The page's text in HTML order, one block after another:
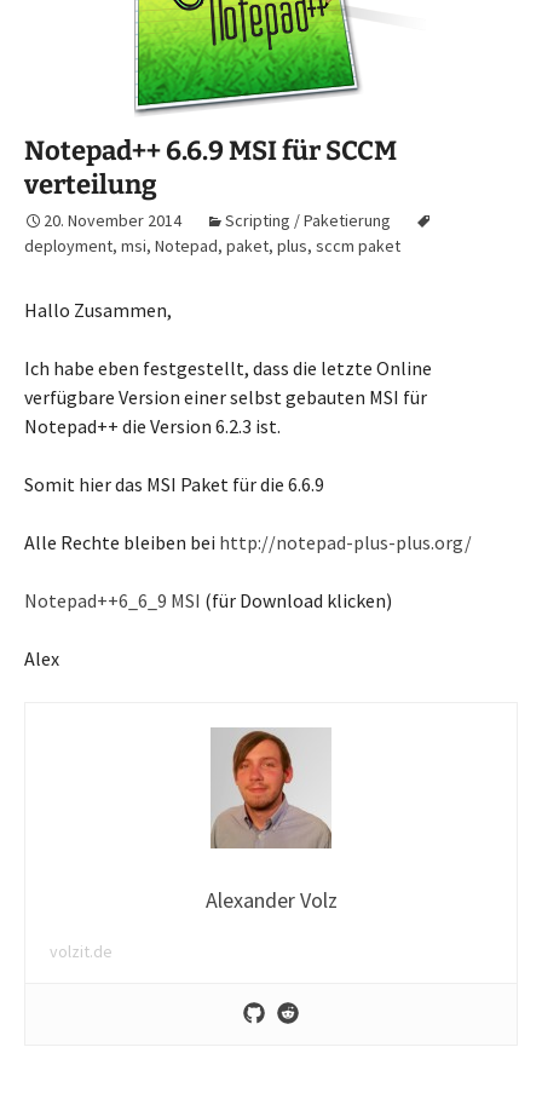
Notepad++ 6.6.9 MSI für SCCM
verteilung
20. November 2014
Scripting / Paketierung
deployment, msi, Notepad, paket, plus, sccm paket
Hallo Zusammen,
Ich habe eben festgestellt, dass die letzte Online
verfügbare Version einer selbst gebauten MSI für
Notepad++ die Version 6.2.3 ist.
Somit hier das MSI Paket für die 6.6.9
Alle Rechte bleiben bei http://notepad-plus-plus.org/
Notepad++6_6_9 MSI (für Download klicken)
Alex
Alexander Volz
volzit.de